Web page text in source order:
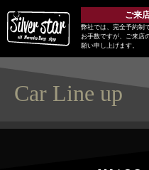
ご来
弊社では、完全予約制
お手数ですが、ご来店
願い申し上げます。
Car Line up